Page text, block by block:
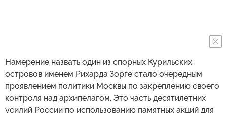
Намерение назвать один из спорных Курильских
островов именем Рихарда Зорге стало очередным
проявлением политики Москвы по закреплению своего
контроля над архипелагом. Это часть десятилетних
усилий России по использованию памятных акций для